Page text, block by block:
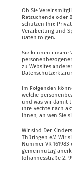
Ob Sie
Ratsuchende oder
schützen Ihre
Verarbeitung und
Daten folgen.
Sie können unsere
zu Websites
Im Folgenden
welche
und was wir damit
Ihre Rechte nach
Ihnen, an wen Sie
Wir sind Der
Thüringen e.V. Wir
Nummer VR
gemeinnützig
Johannesstraße 2,